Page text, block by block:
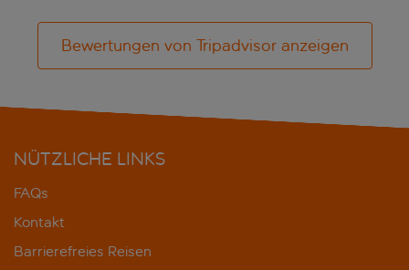
Bewertungen von Tripadvisor anzeigen
NÜTZLICHE LINKS
FAQs
Kontakt
Barrierefreies Reisen